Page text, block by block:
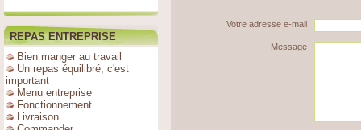
REPAS ENTREPRISE
Bien manger au travail
Un repas équilibré, c'est
important
Menu entreprise
Fonctionnement
Livraison
Votre adresse e-mail
Message